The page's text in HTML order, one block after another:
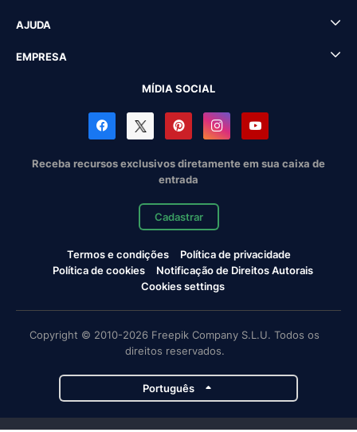
AJUDA
EMPRESA
MÍDIA SOCIAL
Receba recursos exclusivos diretamente em sua caixa de
entrada
Cadastrar
Termos e condições
Política de privacidade
Política de cookies
Notificação de Direitos Autorais
Cookies settings
Copyright © 2010-2026 Freepik Company S.L.U. Todos os
direitos reservados.
Português